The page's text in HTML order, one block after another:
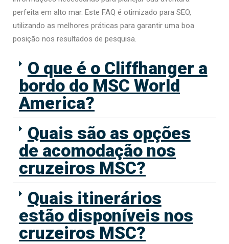
perfeita em alto mar. Este FAQ é otimizado para SEO,
utilizando as melhores práticas para garantir uma boa
posição nos resultados de pesquisa.
O que é o Cliffhanger a
bordo do MSC World
America?
Quais são as opções
de acomodação nos
cruzeiros MSC?
Quais itinerários
estão disponíveis nos
cruzeiros MSC?